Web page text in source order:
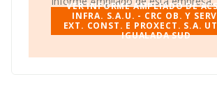
VER INFORME AMPLIADO DE
INFRA. S.A.U. - CRC OB. Y
EXT. CONST. E PROXECT. S.A.
IGUALADA SUD